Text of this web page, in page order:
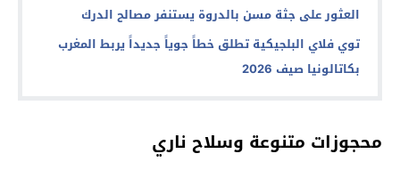
العثور على جثة مسن بالدروة يستنفر مصالح الدرك
توي فلاي البلجيكية تطلق خطاً جوياً جديداً يربط المغرب
بكاتالونيا صيف 2026
محجوزات متنوعة وسلاح ناري